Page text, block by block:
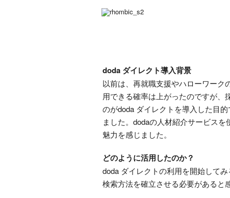
doda ダイレクト導入背景
以前は、再就職支援やハローワーク
用できる確率は上がったのですが、
のがdoda ダイレクトを導入した目
ました。dodaの人材紹介サービス
魅力を感じました。
どのように活用したのか？
doda ダイレクトの利用を開始して
検索方法を確立させる必要があると